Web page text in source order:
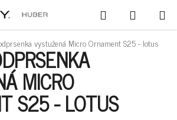
HĽADAŤ
KOŠÍK
vystužená Micro Ornament S25 - lotus
MICRO
S25 - LOTUS